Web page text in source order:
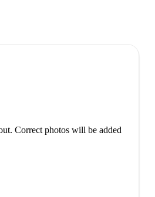
Correct photos will be added